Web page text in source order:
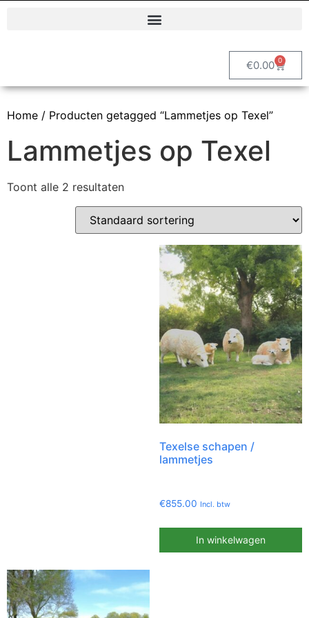
€0.00 0
Home / Producten getagged “Lammetjes op Texel”
Lammetjes op Texel
Toont alle 2 resultaten
Texelse schapen /
lammetjes
€855.00 Incl. btw
In winkelwagen